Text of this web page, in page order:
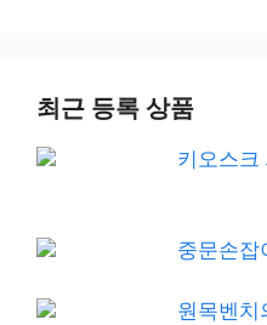
최근 등록 상품
키오스크
중문손잡
원목벤치